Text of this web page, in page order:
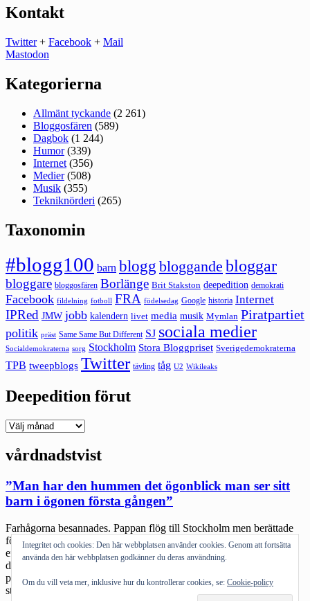
Kontakt
Twitter+ Facebook + Mail
Mastodon
Kategorierna
Allmänt tyckande (2 261)
Bloggosfären (589)
Dagbok (1 244)
Humor(339)
Internet (356)
Medier(508)
Musik (355)
Tekniknörderi (265)
Taxonomin
#blogg100 barn blogg bloggande bloggar
bloggare bloggosfären Borlänge Brit Stakston deepedition demokrati
Facebook fildelning fotboll FRA födelsedag Google historia Internet
IPRed JMW jobb kalendern livet media musik Mymlan Piratpartiet
politik präst Same Same But Different SJ sociala medier
Socialdemokraterna sorg Stockholm Stora Bloggpriset Sverigedemokraterna
TPB tweepblogs Twitter tävling tåg U2 Wikileaks
Deepedition förut
Deepedition
vårdnadstvist
”Man har den hummen det ögonblick man ser sitt
barn i ögonen första gången”
Farhågorna besannades. Pappan flög till Stockholm men berättade
för dem som mötte och försökte få prata med dottern att han dagen
efter kommer att flyga till sitt hemland. Vilket inte var det som
domaren i USA avsett. Med svensk rättshjälp, svenska
polisanmälningar mm men nu till ett land som har klart svagare
ställning för barnets […]
Integritet och cookies: Den här webbplatsen använder cookies. Genom att fortsätta
använda den här webbplatsen godkänner du deras användning.
Om du vill veta mer, inklusive hur du kontrollerar cookies, se: Cookie-policy